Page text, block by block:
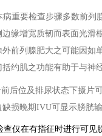
重要检查步骤多数前
缘增宽质韧而表面光
前列腺肥大之可能因如
约肌之功能有助于与神
后位及排尿状态下摄片
损晚期IVU可显示膀胱
仅在有指征时进行可